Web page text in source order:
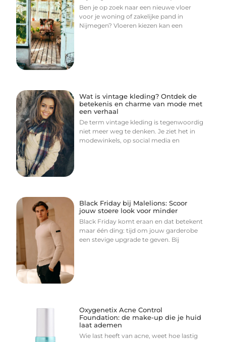
Ben je op zoek naar een nieuwe vloer
voor je woning of zakelijke pand in
Nijmegen? Vloeren kiezen kan een
Wat is vintage kleding? Ontdek de
betekenis en charme van mode met
een verhaal
De term vintage kleding is tegenwoordig
niet meer weg te denken. Je ziet het in
modewinkels, op social media en
Black Friday bij Malelions: Scoor
jouw stoere look voor minder
Black Friday komt eraan en dat betekent
maar één ding: tijd om jouw garderobe
een stevige upgrade te geven. Bij
Oxygenetix Acne Control
Foundation: de make-up die je huid
laat ademen
Wie last heeft van acne, weet hoe lastig